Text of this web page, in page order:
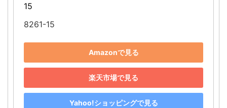
15
8261-15
Amazonで見る
楽天市場で見る
Yahoo!ショッピングで見る